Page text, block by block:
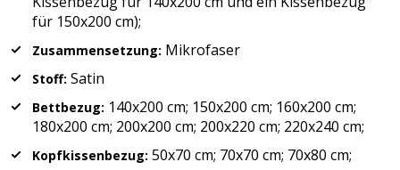
für 150x200 cm);
Zusammensetzung: Mikrofaser
Stoff: Satin
Bettbezug: 140x200 cm; 150x200 cm; 160x200 cm;
180x200 cm; 200x200 cm; 200x220 cm; 220x240 cm;
Kopfkissenbezug: 50x70 cm; 70x70 cm; 70x80 cm;